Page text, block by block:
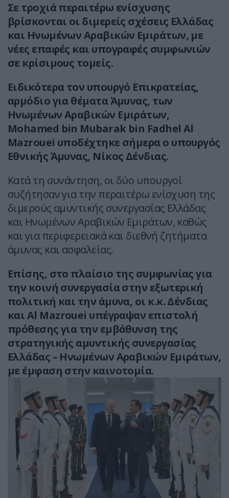
Σε τροχιά περαιτέρω ενίσχυσης
βρίσκονται οι διμερείς σχέσεις Ελλάδας
και Ηνωμένων Αραβικών Εμιράτων, με
νέες επαφές και υπογραφές συμφωνιών
σε κρίσιμους τομείς.
Ειδικότερα τον υπουργό Επικρατείας,
αρμόδιο για θέματα Άμυνας, των
Ηνωμένων Αραβικών Εμιράτων,
Mohamed bin Mubarak bin Fadhel Al
Mazrouei υποδέχτηκε σήμερα ο υπουργός
Εθνικής Άμυνας, Νίκος Δένδιας.
Κατά τη συνάντηση, οι δύο υπουργοί
συζήτησαν για την περαιτέρω ενίσχυση της
διμερούς αμυντικής συνεργασίας Ελλάδας
και Ηνωμένων Αραβικών Εμιράτων, καθώς
και για περιφερειακά και διεθνή ζητήματα
άμυνας και ασφαλείας.
Επίσης, στο πλαίσιο της συμφωνίας για
την κοινή συνεργασία στην εξωτερική
πολιτική και την άμυνα, οι κ.κ. Δένδιας
και Al Mazrouei υπέγραψαν επιστολή
πρόθεσης για την εμβάθυνση της
στρατηγικής αμυντικής συνεργασίας
Ελλάδας – Ηνωμένων Αραβικών Εμιράτων,
με έμφαση στην καινοτομία.